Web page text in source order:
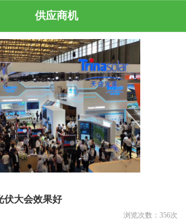
供应商机
伏大会效果好
浏览次数： 356次